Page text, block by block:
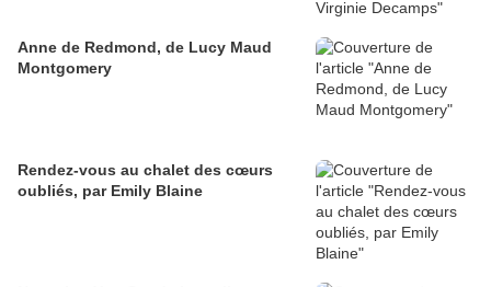
Anne de Redmond, de Lucy Maud
Montgomery
Rendez-vous au chalet des cœurs
oubliés, par Emily Blaine